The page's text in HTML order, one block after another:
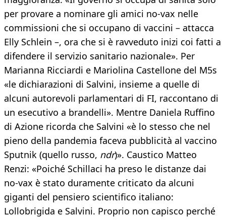
per provare a nominare gli amici no-vax nelle
commissioni che si occupano di vaccini – attacca
Elly Schlein –, ora che si è ravveduto inizi coi fatti a
difendere il servizio sanitario nazionale». Per
Marianna Ricciardi e Mariolina Castellone del M5s
«le dichiarazioni di Salvini, insieme a quelle di
alcuni autorevoli parlamentari di FI, raccontano di
un esecutivo a brandelli». Mentre Daniela Ruffino
di Azione ricorda che Salvini «è lo stesso che nel
pieno della pandemia faceva pubblicità al vaccino
Sputnik (quello russo, ndr)». Caustico Matteo
Renzi: «Poiché Schillaci ha preso le distanze dai
no-vax è stato duramente criticato da alcuni
giganti del pensiero scientifico italiano:
Lollobrigida e Salvini. Proprio non capisco perché